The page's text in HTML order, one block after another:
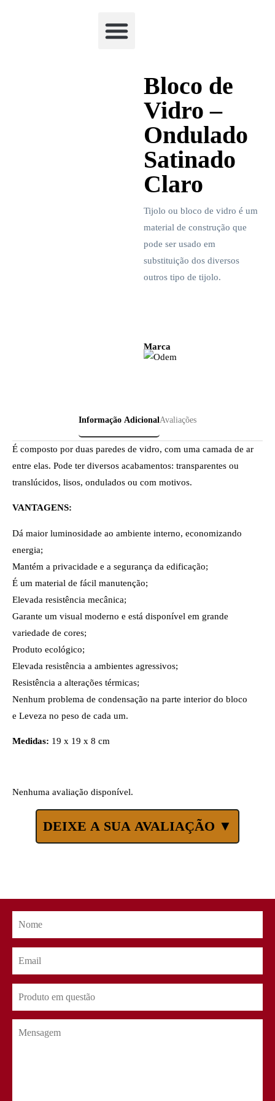
Bloco de
Vidro –
Ondulado
Satinado
Claro
Tijolo ou bloco de vidro é um
material de construção que
pode ser usado em
substituição dos diversos
outros tipo de tijolo.
Marca
Informação Adicional Avaliações
É composto por duas paredes de vidro, com uma camada de ar
entre elas. Pode ter diversos acabamentos: transparentes ou
translúcidos, lisos, ondulados ou com motivos.
VANTAGENS:
Dá maior luminosidade ao ambiente interno, economizando
energia;
Mantém a privacidade e a segurança da edificação;
É um material de fácil manutenção;
Elevada resistência mecânica;
Garante um visual moderno e está disponível em grande
variedade de cores;
Produto ecológico;
Elevada resistência a ambientes agressivos;
Resistência a alterações térmicas;
Nenhum problema de condensação na parte interior do bloco
e Leveza no peso de cada um.
Medidas: 19 x 19 x 8 cm
Nenhuma avaliação disponível.
DEIXE A SUA AVALIAÇÃO ▼